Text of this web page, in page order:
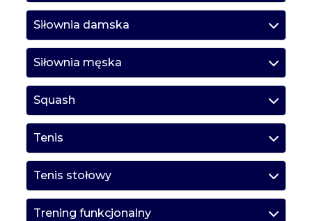
Siłownia damska
Siłownia męska
Squash
Tenis
Tenis stołowy
Trening funkcjonalny